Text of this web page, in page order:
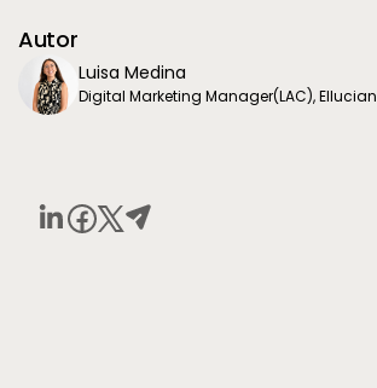
Autor
Luisa Medina
Digital Marketing Manager(LAC), Ellucian